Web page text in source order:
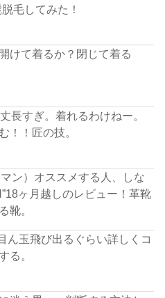
毛してみた！
けて着るか？閉じて着る
長すぎ。着れるわけねー。
！！匠の技。
ン）オススメする人、しな
ヶ月越しのレビュー！革靴
靴。
ん玉飛び出るぐらい詳しくコ
る。